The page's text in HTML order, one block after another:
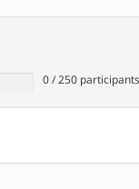
0/250participants